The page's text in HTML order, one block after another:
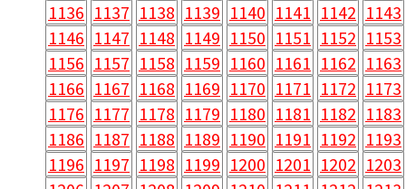
1136 1137 1138 1139 1140 1141 1142 1143
1146 1147 1148 1149 1150 1151 1152 1153
1156 1157 1158 1159 1160 1161 1162 1163
1166 1167 1168 1169 1170 1171 1172 1173
1176 1177 1178 1179 1180 1181 1182 1183
1186 1187 1188 1189 1190 1191 1192 1193
1196 1197 1198 1199 1200 1201 1202 1203